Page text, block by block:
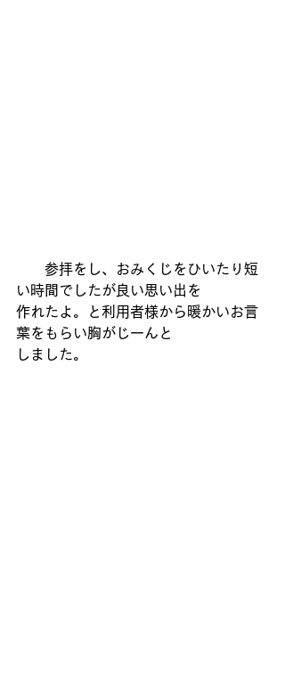
参拝をし、おみくじをひいたり短
い時間でしたが良い思い出を
作れたよ。と利用者様から暖かいお言
葉をもらい胸がじーんと
しました。